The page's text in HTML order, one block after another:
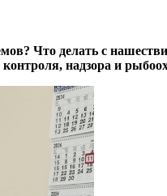
Что делать с
надзора и